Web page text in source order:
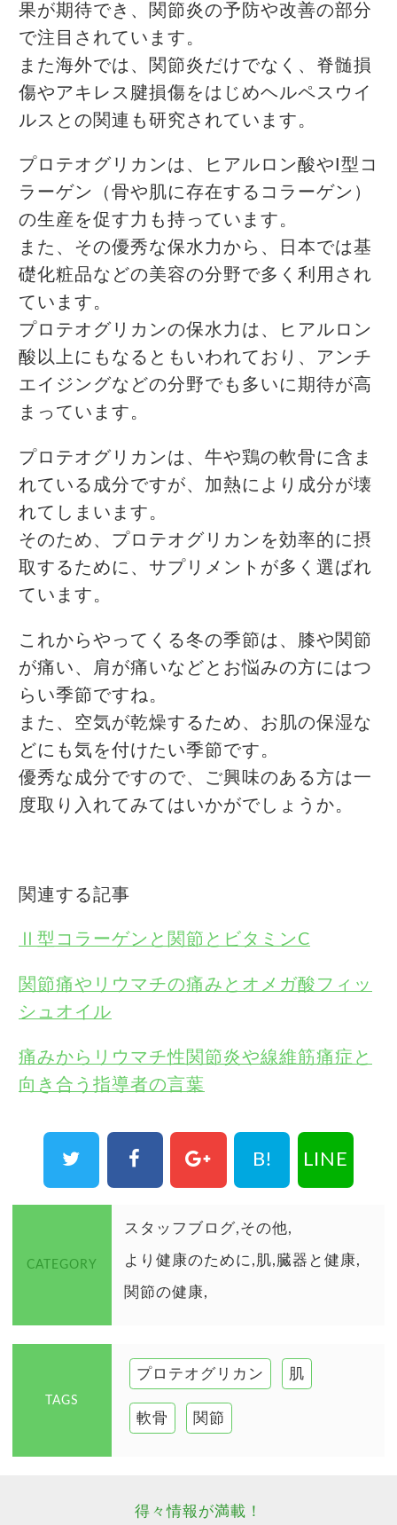
果が期待でき、関節炎の予防や改善の部分
で注目されています。
また海外では、関節炎だけでなく、脊髄損
傷やアキレス腱損傷をはじめヘルペスウイ
ルスとの関連も研究されています。
プロテオグリカンは、ヒアルロン酸やI型コ
ラーゲン（骨や肌に存在するコラーゲン）
の生産を促す力も持っています。
また、その優秀な保水力から、日本では基
礎化粧品などの美容の分野で多く利用され
ています。
プロテオグリカンの保水力は、ヒアルロン
酸以上にもなるともいわれており、アンチ
エイジングなどの分野でも多いに期待が高
まっています。
プロテオグリカンは、牛や鶏の軟骨に含ま
れている成分ですが、加熱により成分が壊
れてしまいます。
そのため、プロテオグリカンを効率的に摂
取するために、サプリメントが多く選ばれ
ています。
これからやってくる冬の季節は、膝や関節
が痛い、肩が痛いなどとお悩みの方にはつ
らい季節ですね。
また、空気が乾燥するため、お肌の保湿な
どにも気を付けたい季節です。
優秀な成分ですので、ご興味のある方は一
度取り入れてみてはいかがでしょうか。
関連する記事
Ⅱ型コラーゲンと関節とビタミンC
関節痛やリウマチの痛みとオメガ酸フィッ
シュオイル
痛みからリウマチ性関節炎や線維筋痛症と
向き合う指導者の言葉
B! LINE
CATEGORY
スタッフブログ その他
より健康のために 肌 臓器と健康
関節の健康
TAGS
プロテオグリカン 肌
軟骨 関節
得々情報が満載！